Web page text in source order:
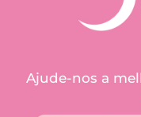
Ajude-nos a